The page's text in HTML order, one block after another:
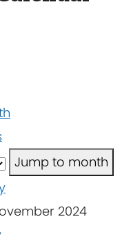
Jump to month
2024